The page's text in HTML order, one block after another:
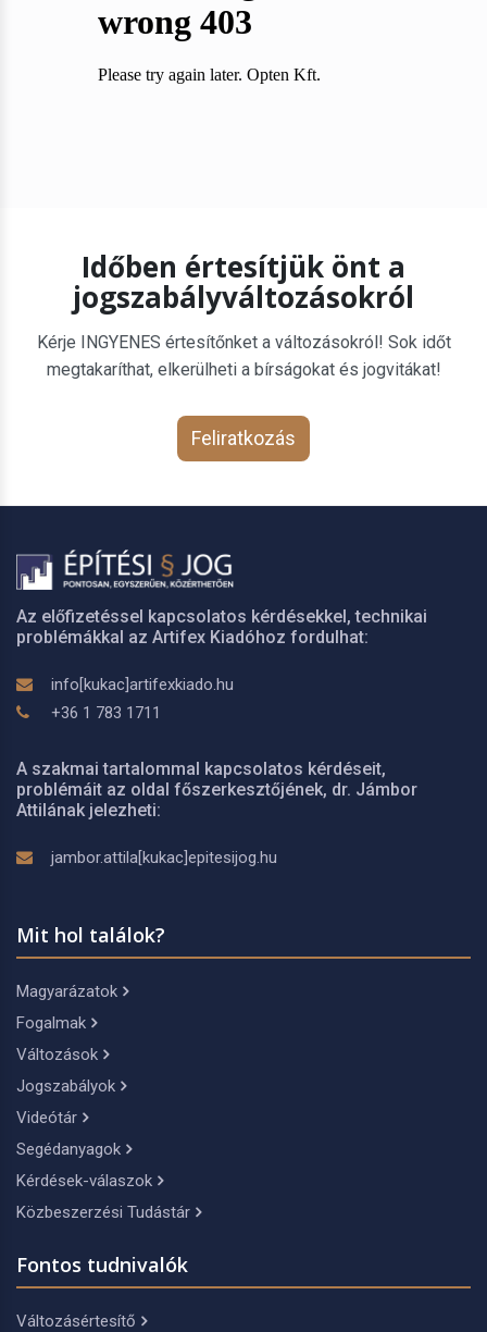
Időben értesítjük önt a
jogszabályváltozásokról
Kérje INGYENES értesítőnket a változásokról! Sok időt
megtakaríthat, elkerülheti a bírságokat és jogvitákat!
Feliratkozás
Az előfizetéssel kapcsolatos kérdésekkel, technikai
problémákkal az Artifex Kiadóhoz fordulhat:
info[kukac]artifexkiado.hu
+36 1 783 1711
A szakmai tartalommal kapcsolatos kérdéseit,
problémáit az oldal főszerkesztőjének, dr. Jámbor
Attilának jelezheti:
jambor.attila[kukac]epitesijog.hu
Mit hol találok?
Magyarázatok
Fogalmak
Változások
Jogszabályok
Videótár
Segédanyagok
Kérdések-válaszok
Közbeszerzési Tudástár
Fontos tudnivalók
Változásértesítő